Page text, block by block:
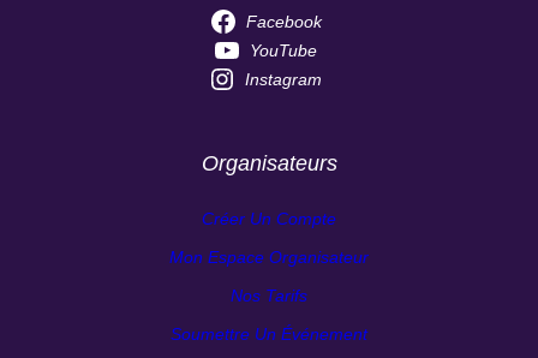
Facebook
YouTube
Instagram
Organisateurs
Créer Un Compte
Mon Espace Organisateur
Nos Tarifs
Soumettre Un Événement